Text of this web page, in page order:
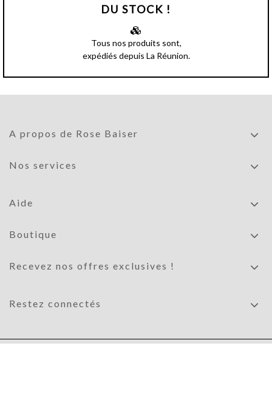
DU STOCK !
Tous nos produits sont,
expédiés depuis La Réunion.
A propos de Rose Baiser
Nos services
Aide
Boutique
Recevez nos offres exclusives !
Restez connectés